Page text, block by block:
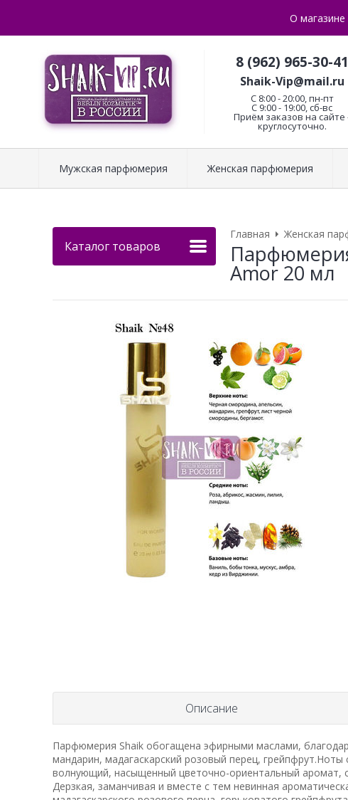
О магазине
8 (962) 965-30-41
Shaik-Vip@mail.ru
C 8:00 - 20:00, пн-пт
С 9:00 - 19:00, сб-вс
Приём заказов на сайте
круглосуточно.
Мужская парфюмерия Женская парфюмерия
Каталог товаров
Главная Женская
Amor 20 мл
Описание
Парфюмерия Shaik обогащена эфирными маслами,
мандарин, мадагаскарский розовый перец,
волнующий, насыщенный цветочно-ориентальный аромат,
Дерзкая, заманчивая и вместе с тем невинная